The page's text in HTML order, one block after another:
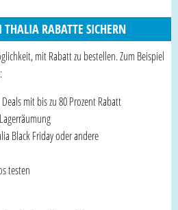
RABATTE SICHERN
mit Rabatt zu bestellen. Zum Beispiel
mit bis zu 80 Prozent Rabatt
Black Friday oder andere
testen